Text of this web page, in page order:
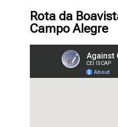
Rota da
Campo Alegre